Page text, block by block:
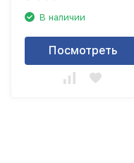
В наличии
Посмотреть